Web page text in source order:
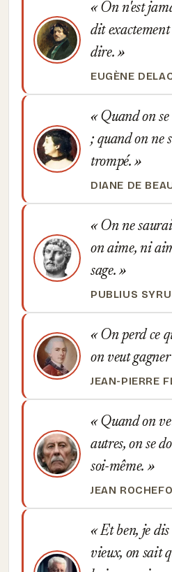
On n'est
dit exactement
dire.
EUGÈNE
Quand on se
; quand on ne
trompé.
DIANE DE
On ne
on aime, ni
sage.
PUBLIUS
On perd ce
on veut
JEAN-PIERRE
Quand on
autres, on se
soi-même.
JEAN
Et ben, je dis
vieux, on sait